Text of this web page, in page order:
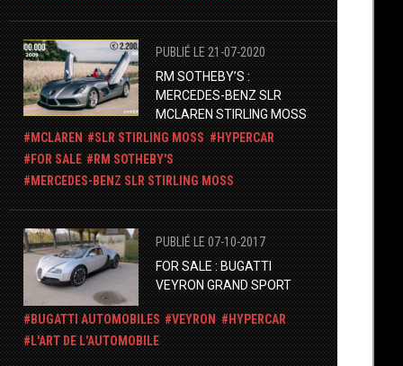
PUBLIÉ LE 21-07-2020
RM SOTHEBY’S :
MERCEDES-BENZ SLR
MCLAREN STIRLING MOSS
MCLAREN
SLR STIRLING MOSS
HYPERCAR
FOR SALE
RM SOTHEBY'S
​MERCEDES-BENZ SLR STIRLING MOSS
PUBLIÉ LE 07-10-2017
FOR SALE : BUGATTI
VEYRON GRAND SPORT
BUGATTI AUTOMOBILES VEYRON
HYPERCAR
L'ART DE L'AUTOMOBILE